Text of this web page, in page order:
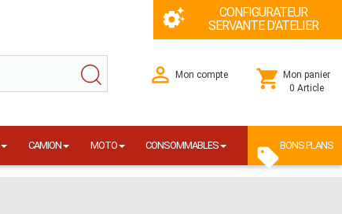
CONFIGURATEUR
SERVANTE D'ATELIER
Mon compte
Mon panier
0 Article
CAMION MOTO CONSOMMABLES BONS PLANS